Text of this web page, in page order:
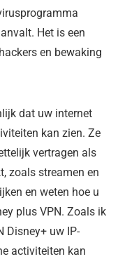
Het is een
en bewaking
dat uw internet
kan zien. Ze
vertragen als
zoals streamen en
en weten hoe u
plus VPN. Zoals ik
Disney+ uw IP-
activiteiten kan